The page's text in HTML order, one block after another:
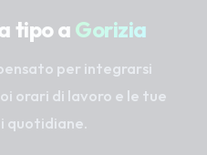
tipo a Gorizia
per integrarsi
orari di lavoro e le tue
quotidiane.